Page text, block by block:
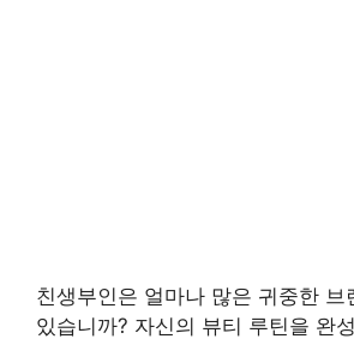
친생부인은 얼마나 많은 귀중한 브
있습니까? 자신의 뷰티 루틴을 완